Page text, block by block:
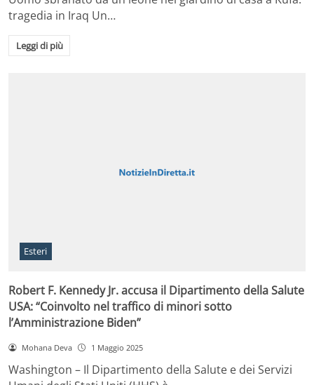
tragedia in Iraq Un…
Leggi di più
Esteri
Robert F. Kennedy Jr. accusa il Dipartimento della Salute
USA: “Coinvolto nel traffico di minori sotto
l’Amministrazione Biden”
Mohana Deva 1 Maggio 2025
Washington – Il Dipartimento della Salute e dei Servizi